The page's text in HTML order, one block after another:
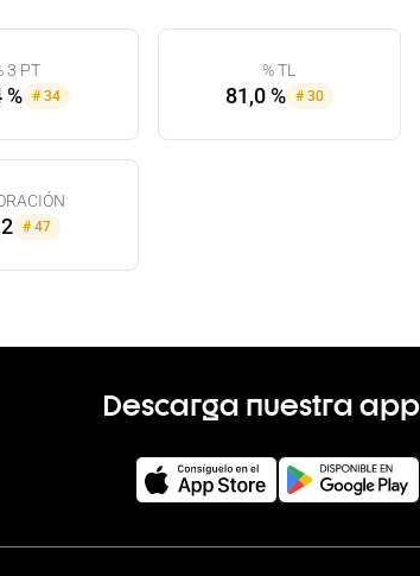
3 PT
% #34
% TL
81,0 % # 30
# 47
Descarga nuestra app